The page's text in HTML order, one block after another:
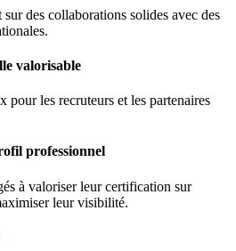
des collaborations solides avec des
valorisable
pour les recruteurs et les partenaires
professionnel
à valoriser leur certification sur
leur visibilité.